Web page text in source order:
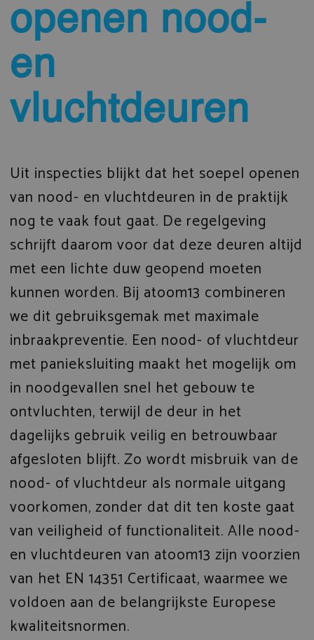
openen nood-
en
vluchtdeuren
Uit inspecties blijkt dat het soepel openen
van nood- en vluchtdeuren in de praktijk
nog te vaak fout gaat. De regelgeving
schrijft daarom voor dat deze deuren altijd
met een lichte duw geopend moeten
kunnen worden. Bij atoom13 combineren
we dit gebruiksgemak met maximale
inbraakpreventie. Een nood- of vluchtdeur
met panieksluiting maakt het mogelijk om
in noodgevallen snel het gebouw te
ontvluchten, terwijl de deur in het
dagelijks gebruik veilig en betrouwbaar
afgesloten blijft. Zo wordt misbruik van de
nood- of vluchtdeur als normale uitgang
voorkomen, zonder dat dit ten koste gaat
van veiligheid of functionaliteit. Alle nood-
en vluchtdeuren van atoom13 zijn voorzien
van het EN 14351 Certificaat, waarmee we
voldoen aan de belangrijkste Europese
kwaliteitsnormen.